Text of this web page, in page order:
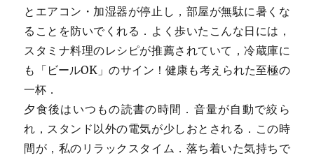
とエアコン・加湿器が停止し，部屋が無駄に暑くな
ることを防いでくれる．よく歩いたこんな日には，
スタミナ料理のレシピが推薦されていて，冷蔵庫に
も「ビールOK」のサイン！健康も考えられた至極の
一杯．
夕食後はいつもの読書の時間．音量が自動で絞ら
れ，スタンド以外の電気が少しおとされる．この時
間が，私のリラックスタイム．落ち着いた気持ちで